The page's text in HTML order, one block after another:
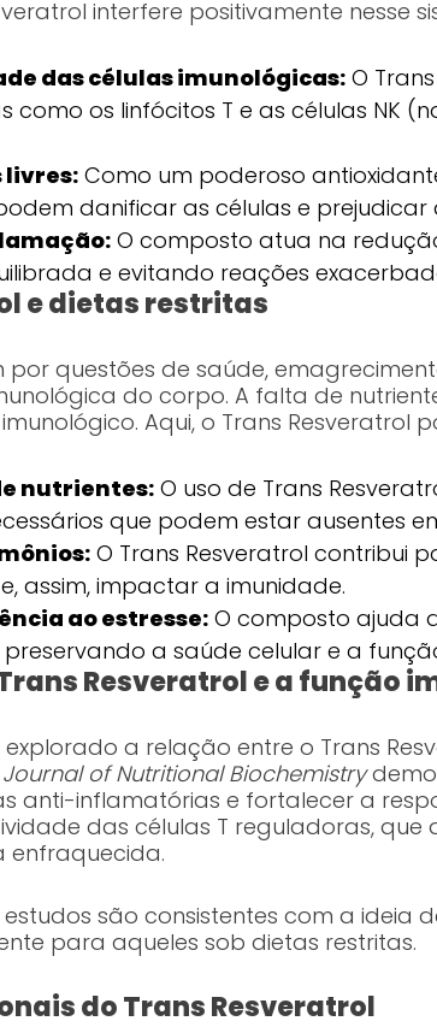
interfere positivamente nesse
das células imunológicas:O
como os linfócitos T e as células NK
livres:Como um poderoso
danificar as células e
O composto atua na
e evitando reações
e dietas restritas
por questões de saúde,
do corpo. A falta de
Aqui, o Trans Resveratrol
nutrientes:O uso de Trans
que podem estar ausentes
O Trans Resveratrol contribui
assim, impactar a imunidade.
ao estresse:O composto ajuda
a saúde celular e a
Resveratrol e a função
explorado a relação entre o Trans
Journal of Nutritional Biochemistry
anti-inflamatórias e fortalecer a
das células T reguladoras,
enfraquecida.
são consistentes com a ideia
para aqueles sob dietas restritas.
do Trans Resveratrol